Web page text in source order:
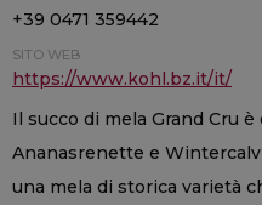
+39 0471 359442
SITO WEB
https://www.kohl.bz.it/it/
Il succo di mela Grand Cru
Ananasrenette e
una mela di storica varietà